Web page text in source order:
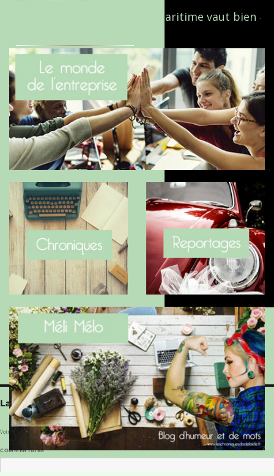
Laisser un commentaire
Votre adresse e-mail ne sera pas publiée.Les champs obligatoires sont indiqués avec *
COMMENTAIRE*
Le Benaise de la Charente-Maritime vaut bien